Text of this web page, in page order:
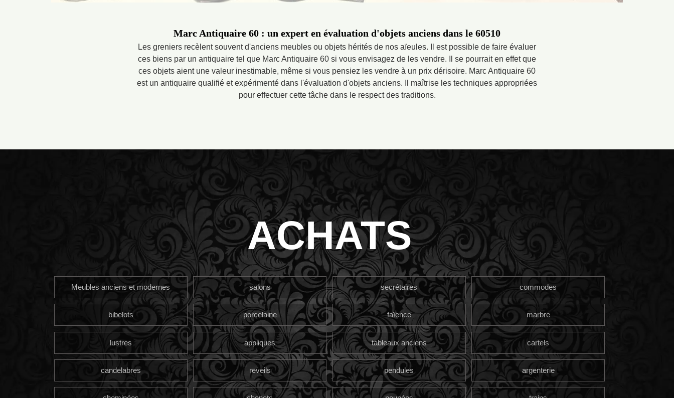
Marc Antiquaire 60 : un expert en évaluation d'objets anciens dans le 60510
Les greniers recèlent souvent d'anciens meubles ou objets hérités de nos aïeules. Il est possible de faire évaluer
ces biens par un antiquaire tel que Marc Antiquaire 60 si vous envisagez de les vendre. Il se pourrait en effet que
ces objets aient une valeur inestimable, même si vous pensiez les vendre à un prix dérisoire. Marc Antiquaire 60
est un antiquaire qualifié et expérimenté dans l'évaluation d'objets anciens. Il maîtrise les techniques appropriées
pour effectuer cette tâche dans le respect des traditions.
ACHATS
Meubles anciens et modernes salons secrétaires commodes
bibelots porcelaine faïence marbre
lustres appliques tableaux anciens cartels
candelabres reveils pendules argenterie